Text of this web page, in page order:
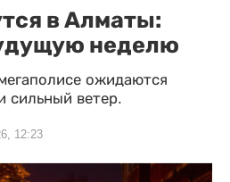
в Алматы:
неделю
ожидаются
сильный ветер.
12:23